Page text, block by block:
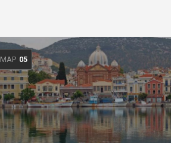
ΜΑΡ 05